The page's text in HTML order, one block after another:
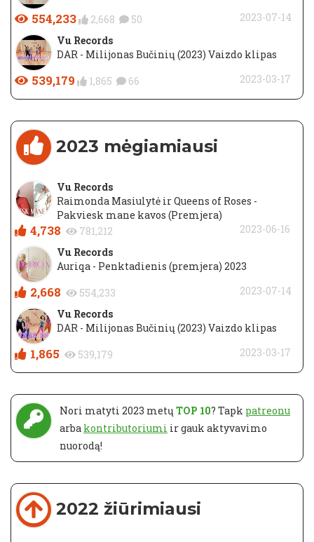
554,233 2,668 50
2023-07-14
Vu Records
DAR - Milijonas Bučinių (2023) Vaizdo klipas
539,179 1,865 66 2023-03-17
2023 mėgiamiausi
Vu Records
Raimonda Masiulytė ir Queens of Roses -
Pakviesk mane kavos (Premjera)
4,738 781,212
2023-06-16
Vu Records
Auriqa - Penktadienis (premjera) 2023
2,668 554,233
2023-07-14
Vu Records
DAR - Milijonas Bučinių (2023) Vaizdo klipas
1,865 539,179 2023-03-17
Nori matyti 2023 metų TOP 10? Tapk patreonu
arba kontributoriumi ir gauk aktyvavimo
nuorodą!
2022 žiūrimiausi